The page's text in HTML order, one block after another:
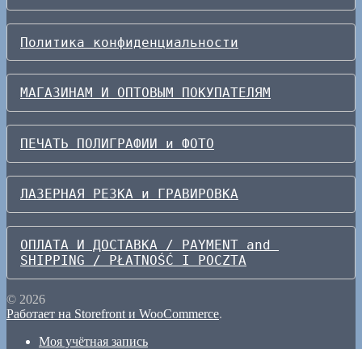
Политика конфиденциальности
МАГАЗИНАМ И ОПТОВЫМ ПОКУПАТЕЛЯМ
ПЕЧАТЬ ПОЛИГРАФИИ и ФОТО
ЛАЗЕРНАЯ РЕЗКА и ГРАВИРОВКА
ОПЛАТА И ДОСТАВКА / PAYMENT and
SHIPPING / PŁATNOŚĆ I POCZTA
© 2026
Работает на Storefront и WooCommerce.
Моя учётная запись